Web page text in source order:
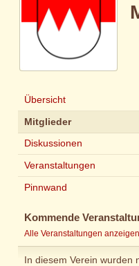
Übersicht
Mitglieder
Diskussionen
Veranstaltungen
Pinnwand
Kommende
Alle Veranstaltungen anzeigen
In diesem Verein wurden